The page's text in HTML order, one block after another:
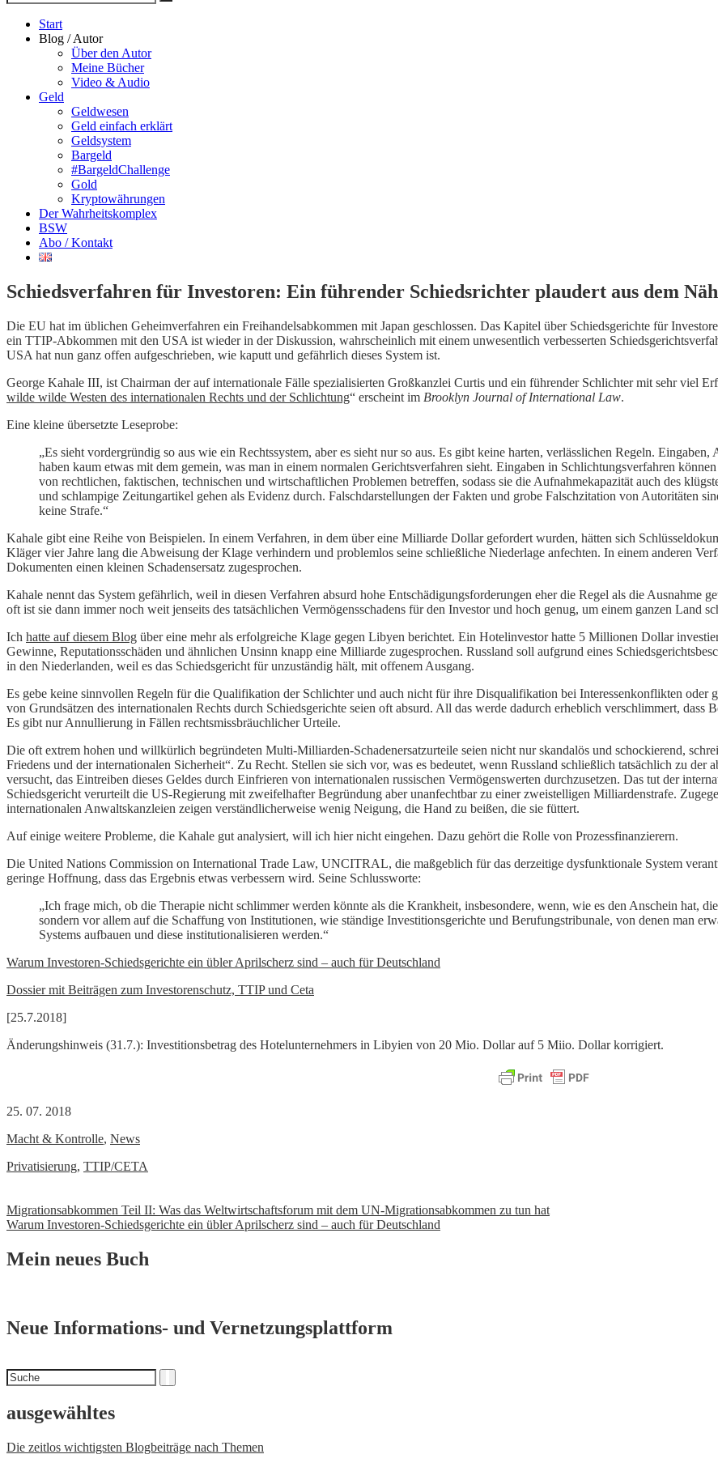
nach
Suche
Start
Blog / Autor
Über den Autor
Meine Bücher
Video & Audio
Geld
Geldwesen
Geld einfach erklärt
Geldsystem
Bargeld
#BargeldChallenge
Gold
Kryptowährungen
Der Wahrheitskomplex
BSW
Abo / Kontakt
Schiedsverfahren für Investoren: Ein führender Schiedsrichter plaudert aus dem
Die EU hat im üblichen Geheimverfahren ein Freihandelsabkommen mit Japan geschlossen. Das Kapitel über Schiedsgerichte für
ein TTIP-Abkommen mit den USA ist wieder in der Diskussion, wahrscheinlich mit einem unwesentlich verbesserten
USA hat nun ganz offen aufgeschrieben, wie kaputt und gefährlich dieses System ist.
George Kahale III, ist Chairman der auf internationale Fälle spezialisierten Großkanzlei Curtis und ein führender Schlichter mit sehr viel
wilde wilde Westen des internationalen Rechts und der Schlichtung“ erscheint im Brooklyn Journal of International Law.
Eine kleine übersetzte Leseprobe:
„Es sieht vordergründig so aus wie ein Rechtssystem, aber es sieht nur so aus. Es gibt keine harten, verlässlichen Regeln.
haben kaum etwas mit dem gemein, was man in einem normalen Gerichtsverfahren sieht. Eingaben in Schlichtungsverfahren
von rechtlichen, faktischen, technischen und wirtschaftlichen Problemen betreffen, sodass sie die Aufnahmekapazität auch des
und schlampige Zeitungartikel gehen als Evidenz durch. Falschdarstellungen der Fakten und grobe Falschzitation von Autoritäten
keine Strafe.“
Kahale gibt eine Reihe von Beispielen. In einem Verfahren, in dem über eine Milliarde Dollar gefordert wurden, hätten sich
Kläger vier Jahre lang die Abweisung der Klage verhindern und problemlos seine schließliche Niederlage anfechten. In einem anderen
Dokumenten einen kleinen Schadensersatz zugesprochen.
Kahale nennt das System gefährlich, weil in diesen Verfahren absurd hohe Entschädigungsforderungen eher die Regel als die Ausnahme
oft ist sie dann immer noch weit jenseits des tatsächlichen Vermögensschadens für den Investor und hoch genug, um einem ganzen Land
Ich hatte auf diesem Blog über eine mehr als erfolgreiche Klage gegen Libyen berichtet. Ein Hotelinvestor hatte 5 Millionen Dollar
Gewinne, Reputationsschäden und ähnlichen Unsinn knapp eine Milliarde zugesprochen. Russland soll aufgrund eines
in den Niederlanden, weil es das Schiedsgericht für unzuständig hält, mit offenem Ausgang.
Es gebe keine sinnvollen Regeln für die Qualifikation der Schlichter und auch nicht für ihre Disqualifikation bei Interessenkonflikten oder
von Grundsätzen des internationalen Rechts durch Schiedsgerichte seien oft absurd. All das werde dadurch erheblich verschlimmert,
Es gibt nur Annullierung in Fällen rechtsmissbräuchlicher Urteile.
Die oft extrem hohen und willkürlich begründeten Multi-Milliarden-Schadenersatzurteile seien nicht nur skandalös und schockierend,
Friedens und der internationalen Sicherheit“. Zu Recht. Stellen sie sich vor, was es bedeutet, wenn Russland schließlich tatsächlich zu
versucht, das Eintreiben dieses Geldes durch Einfrieren von internationalen russischen Vermögenswerten durchzusetzen. Das tut der
Schiedsgericht verurteilt die US-Regierung mit zweifelhafter Begründung aber unanfechtbar zu einer zweistelligen Milliardenstrafe.
internationalen Anwaltskanzleien zeigen verständlicherweise wenig Neigung, die Hand zu beißen, die sie füttert.
Auf einige weitere Probleme, die Kahale gut analysiert, will ich hier nicht eingehen. Dazu gehört die Rolle von Prozessfinanzierern.
Die United Nations Commission on International Trade Law, UNCITRAL, die maßgeblich für das derzeitige dysfunktionale System
geringe Hoffnung, dass das Ergebnis etwas verbessern wird. Seine Schlussworte:
„Ich frage mich, ob die Therapie nicht schlimmer werden könnte als die Krankheit, insbesondere, wenn, wie es den Anschein hat,
sondern vor allem auf die Schaffung von Institutionen, wie ständige Investitionsgerichte und Berufungstribunale, von denen man
Systems aufbauen und diese institutionalisieren werden.“
Warum Investoren-Schiedsgerichte ein übler Aprilscherz sind – auch für Deutschland
Dossier mit Beiträgen zum Investorenschutz, TTIP und Ceta
[25.7.2018]
Änderungshinweis (31.7.): Investitionsbetrag des Hotelunternehmers in Libyien von 20 Mio. Dollar auf 5 Miio. Dollar korrigiert.
25. 07. 2018
Macht & Kontrolle, News
Privatisierung, TTIP/CETA
Beitrags-
Navigation
Migrationsabkommen Teil II: Was das Weltwirtschaftsforum mit dem UN-Migrationsabkommen zu tun hat
Warum Investoren-Schiedsgerichte ein übler Aprilscherz sind – auch für Deutschland
Mein neues Buch
Neue Informations- und Vernetzungsplattform
Suchen
nach
ausgewähltes
Die zeitlos wichtigsten Blogbeiträge nach Themen